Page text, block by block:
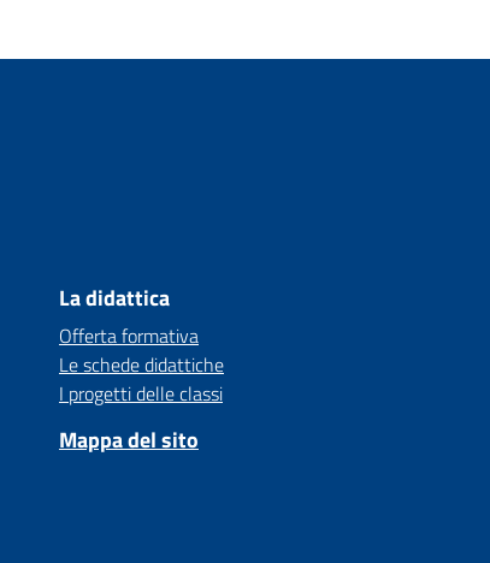
La didattica
Offerta formativa
Le schede didattiche
I progetti delle classi
Mappa del sito